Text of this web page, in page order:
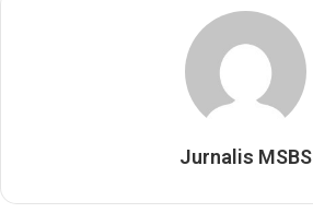
Jurnalis MSBS